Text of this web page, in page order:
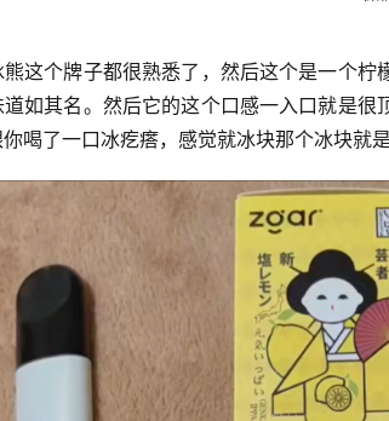
这个牌子都很熟悉了，然后这个是一个
如其名。然后它的这个口感一入口就是
喝了一口冰疙瘩，感觉就冰块那个冰块就